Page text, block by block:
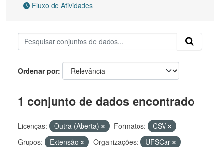
Fluxo de Atividades
Ordenar por
1 conjunto de dados encontrado
Licenças: Outra (Aberta) Formatos:
CSV
Grupos:
Extensão Organizações:
UFSCar